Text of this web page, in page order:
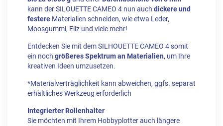
kann der SILOUETTE CAMEO 4 nun auch dickere und
festere Materialien schneiden, wie etwa Leder,
Moosgummi, Filz und viele mehr!
Entdecken Sie mit dem SILHOUETTE CAMEO 4 somit
ein noch größeres Spektrum an Materialien, um Ihre
kreativen Ideen umzusetzen.
*Materialverträglichkeit kann abweichen, ggfs. separat
erhältliches Werkzeug erforderlich
Integrierter Rollenhalter
Sie möchten mit Ihrem Hobbyplotter auch längere